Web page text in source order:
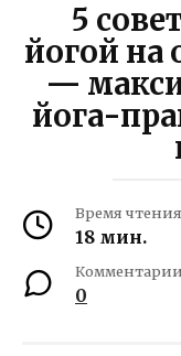
5
йогой на
—
йога-
Время чтения
18 мин.
Комментарии
0